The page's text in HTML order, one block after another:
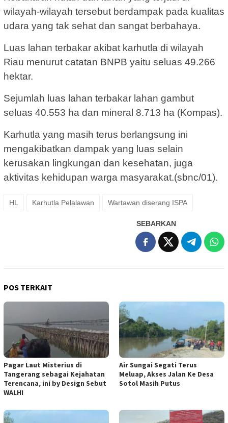
wilayah-wilayah tersebut berdampak pada kualitas
udara yang tak sehat dan sangat berbahaya.
Luas lahan terbakar akibat karhutla di wilayah
Riau menurut catatan BNPB yaitu seluas 49.266
hektar.
Sejumlah luas lahan terbakar lahan gambut
seluas 40.553 ha dan mineral 8.713 ha (Kompas).
Karhutla yang masih terus berlangsung ini
mengakibatkan dampak yang luas selain
kerusakan lingkungan dan kesehatan, juga
aktivitas kehidupan warga masyarakat.(sbnc/01).
HL Karhutla Pelalawan Wartawan diserang ISPA
SEBARKAN
POS TERKAIT
Pagar Laut Misterius di
Tangerang sebagai Kejahatan
Terencana, ini by Design Sebut
WALHI
Air Sungai Segati Terus
Meluap, Akses Jalan Ke Desa
Sotol Masih Putus